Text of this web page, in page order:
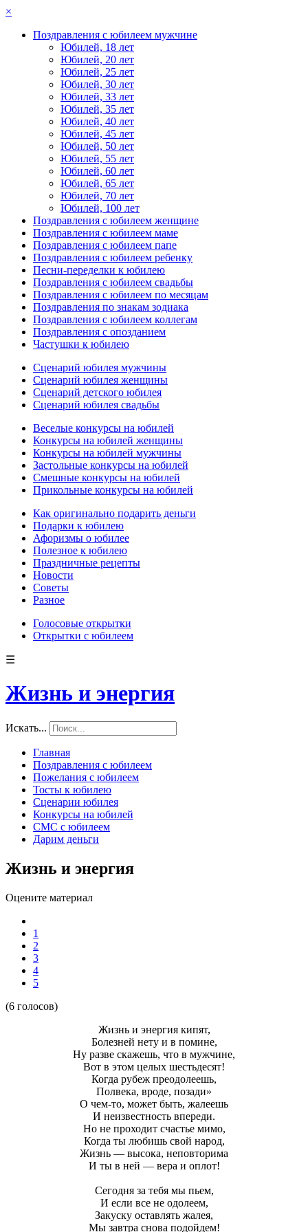
×
Поздравления с юбилеем мужчине
Юбилей, 18 лет
Юбилей, 20 лет
Юбилей, 25 лет
Юбилей, 30 лет
Юбилей, 33 лет
Юбилей, 35 лет
Юбилей, 40 лет
Юбилей, 45 лет
Юбилей, 50 лет
Юбилей, 55 лет
Юбилей, 60 лет
Юбилей, 65 лет
Юбилей, 70 лет
Юбилей, 100 лет
Поздравления с юбилеем женщине
Поздравления с юбилеем маме
Поздравления с юбилеем папе
Поздравления с юбилеем ребенку
Песни-переделки к юбилею
Поздравления с юбилеем свадьбы
Поздравления с юбилеем по месяцам
Поздравления по знакам зодиака
Поздравления с юбилеем коллегам
Поздравления с опозданием
Частушки к юбилею
Сценарий юбилея мужчины
Сценарий юбилея женщины
Сценарий детского юбилея
Сценарий юбилея свадьбы
Веселые конкурсы на юбилей
Конкурсы на юбилей женщины
Конкурсы на юбилей мужчины
Застольные конкурсы на юбилей
Смешные конкурсы на юбилей
Прикольные конкурсы на юбилей
Как оригинально подарить деньги
Подарки к юбилею
Афоризмы о юбилее
Полезное к юбилею
Праздничные рецепты
Новости
Советы
Разное
Голосовые открытки
Открытки с юбилеем
☰
Жизнь и энергия
Искать...
Главная
Поздравления с юбилеем
Пожелания с юбилеем
Тосты к юбилею
Сценарии юбилея
Конкурсы на юбилей
СМС с юбилеем
Дарим деньги
Жизнь и энергия
Оцените материал
1
2
3
4
5
(6 голосов)
Жизнь и энергия кипят,
Болезней нету и в помине,
Ну разве скажешь, что в мужчине,
Вот в этом целых шестьдесят!
Когда рубеж преодолеешь,
Полвека, вроде, позади»
О чем-то, может быть, жалеешь
И неизвестность впереди.
Но не проходит счастье мимо,
Когда ты любишь свой народ,
Жизнь — высока, неповторима
И ты в ней — вера и оплот!
Сегодня за тебя мы пьем,
И если все не одолеем,
Закуску оставлять жалея,
Мы завтра снова подойдем!